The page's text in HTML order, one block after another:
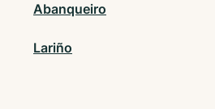
Abanqueiro
Lariño